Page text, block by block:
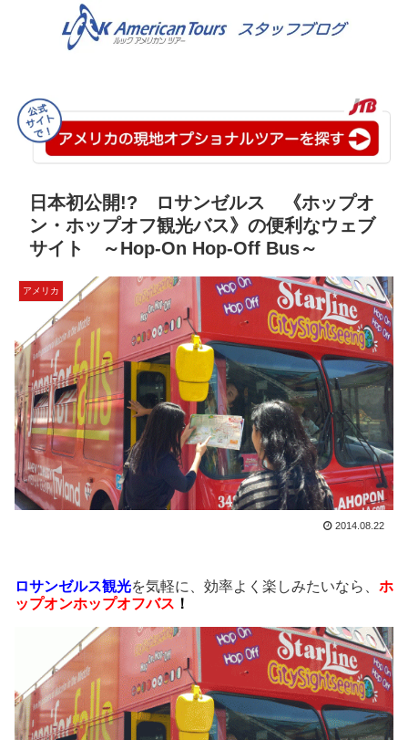
日本初公開!? ロサンゼルス 《ホップオ
ン・ホップオフ観光バス》の便利なウェブ
サイト ～Hop-On Hop-Off Bus～
アメリカ
2014.08.22
ロサンゼルス観光を気軽に、効率よく楽しみたいなら、 ホ
ップオンホップオフバス ！